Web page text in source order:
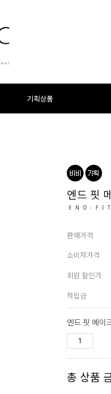
기획상품
엔드 핏
END-
판매가격
소비자가격
회원 할인가
적립금
엔드 핏 메이
총 상품